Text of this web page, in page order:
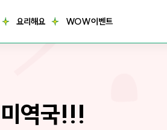
요리해요 WOW이벤트
역국!!!